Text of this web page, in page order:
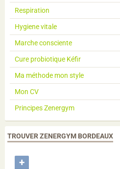
Respiration
Hygiene vitale
Marche consciente
Cure probiotique Kéfir
Ma méthode mon style
Mon CV
Principes Zenergym
TROUVER ZENERGYM BORDEAUX
+